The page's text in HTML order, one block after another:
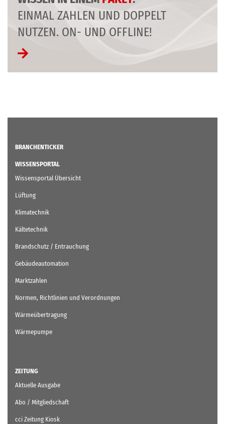
EINMAL ZAHLEN UND DOPPELT
NUTZEN. ON- UND OFFLINE!
BRANCHENTICKER
WISSENSPORTAL
Wissensportal Übersicht
Lüftung
Klimatechnik
Kältetechnik
Brandschutz / Entrauchung
Gebäudeautomation
Marktzahlen
Normen, Richtlinien und Verordnungen
Wärmeübertragung
Wärmepumpe
ZEITUNG
Aktuelle Ausgabe
Abo / Mitgliedschaft
cci Zeitung Kiosk